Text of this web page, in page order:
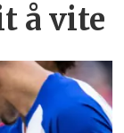
å vite